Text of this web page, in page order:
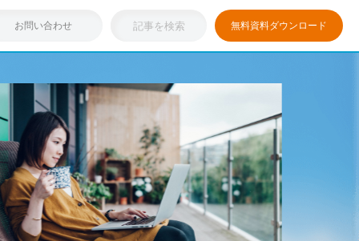
お問い合わせ 無料資料ダウンロード